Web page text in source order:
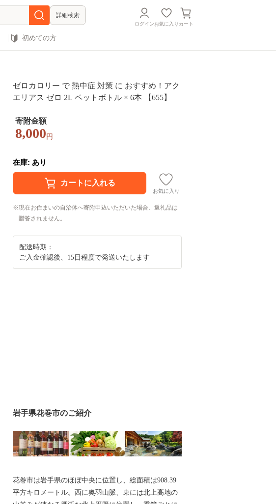
詳細検索
ログインお気に入り カート
初めての方
ゼロカロリー で 熱中症 対策 に おすすめ！アク
エリアス ゼロ 2L ペットボトル × 6本 【655】
寄附金額
8,000 円
在庫: あり
お気に入り
現在お住まいの自治体へ寄附申込いただいた場合、返礼品は
贈答されません。
配送時期：
ご入金確認後、15日程度で発送いたします
岩手県花巻市のご紹介
花巻市は岩手県のほぼ中央に位置し、総面積は908.39
平方キロメートル。西に奥羽山脈、東には北上高地の